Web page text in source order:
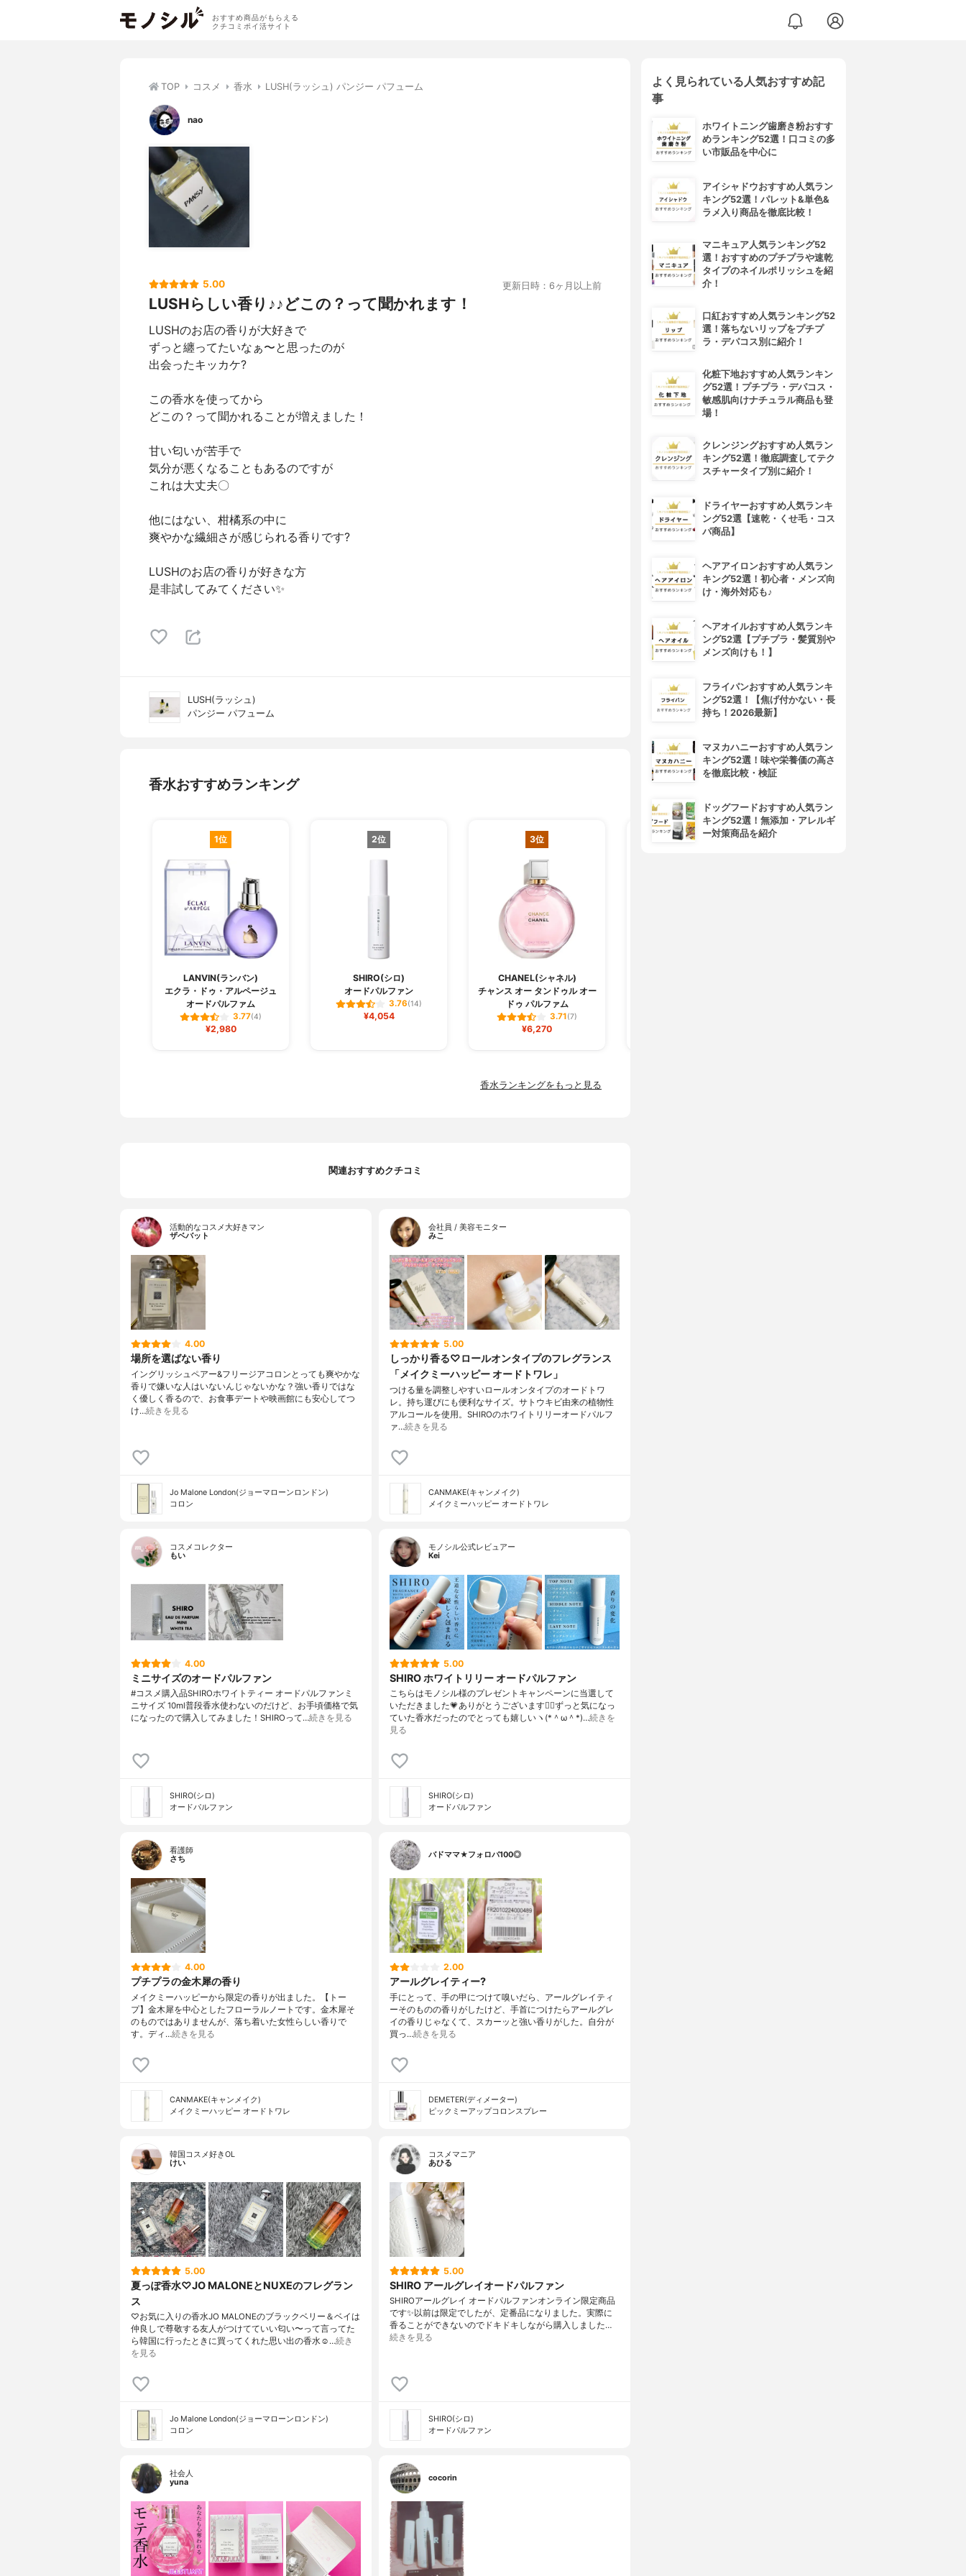
おすすめ商品がもらえる
クチコミポイ活サイト
TOP コスメ 香水 LUSH(ラッシュ) パンジー パフューム
nao
5.00 更新日時：6ヶ月以上前
LUSHらしい香り♪♪どこの？って聞かれます！
LUSHのお店の香りが大好きで
ずっと纏ってたいなぁ〜と思ったのが
出会ったキッカケ?
この香水を使ってから
どこの？って聞かれることが増えました！
甘い匂いが苦手で
気分が悪くなることもあるのですが
これは大丈夫〇
他にはない、柑橘系の中に
爽やかな繊細さが感じられる香りです?
LUSHのお店の香りが好きな方
是非試してみてください✨
LUSH(ラッシュ)
パンジー パフューム
香水おすすめランキング
1位
LANVIN(ランバン)
エクラ・ドゥ・アルページュ
オードパルファム
3.77(4)
¥2,980
2位
SHIRO(シロ)
オードパルファン
3.76(14)
¥4,054
3位
CHANEL(シャネル)
チャンス オー タンドゥル オー
ドゥ パルファム
3.71(7)
¥6,270
4位
香水ランキングをもっと見る
関連おすすめクチコミ
活動的なコスメ大好きマン
ザベバット
4.00
場所を選ばない香り
イングリッシュペアー&フリージアコロンとっても爽やかな
香りで嫌いな人はいないんじゃないかな？強い香りではな
く優しく香るので、お食事デートや映画館にも安心してつ
け…続きを見る
Jo Malone London(ジョーマローンロンドン)
コロン
会社員 / 美容モニター
みこ
5.00
しっかり香る♡ロールオンタイプのフレグランス
「メイクミーハッピー オードトワレ」
つける量を調整しやすいロールオンタイプのオードトワ
レ。持ち運びにも便利なサイズ。サトウキビ由来の植物性
アルコールを使用。SHIROのホワイトリリーオードパルフ
ァ…続きを見る
CANMAKE(キャンメイク)
メイクミーハッピー オードトワレ
コスメコレクター
もい
4.00
ミニサイズのオードパルファン
#コスメ購入品SHIROホワイトティー オードパルファンミ
ニサイズ 10ml普段香水使わないのだけど、お手頃価格で気
になったので購入してみました！SHIROって…続きを見る
SHIRO(シロ)
オードパルファン
モノシル公式レビュアー
Kei
5.00
SHIRO ホワイトリリー オードパルファン
こちらはモノシル様のプレゼントキャンペーンに当選して
いただきました💗ありがとうございます🙇‍♀️ずっと気になっ
ていた香水だったのでとっても嬉しいヽ(*＾ω＾*)…続きを
見る
SHIRO(シロ)
オードパルファン
看護師
さち
4.00
プチプラの金木犀の香り
メイクミーハッピーから限定の香りが出ました。【トー
プ】金木犀を中心としたフローラルノートです。金木犀そ
のものではありませんが、落ち着いた女性らしい香りで
す。ディ…続きを見る
CANMAKE(キャンメイク)
メイクミーハッピー オードトワレ
バドママ★フォロバ100◎
2.00
アールグレイティー?
手にとって、手の甲につけて嗅いだら、アールグレイティ
ーそのものの香りがしたけど、手首につけたらアールグレ
イの香りじゃなくて、スカーッと強い香りがした。自分が
買っ…続きを見る
DEMETER(ディメーター)
ピックミーアップコロンスプレー
韓国コスメ好きOL
けい
5.00
夏っぽ香水♡JO MALONEとNUXEのフレグラン
ス
♡お気に入りの香水JO MALONEのブラックベリー＆ベイは
仲良しで尊敬する友人がつけてていい匂い〜って言ってた
ら韓国に行ったときに買ってくれた思い出の香水☺️…続き
を見る
Jo Malone London(ジョーマローンロンドン)
コロン
コスメマニア
あひる
5.00
SHIRO アールグレイオードパルファン
SHIROアールグレイ オードパルファンオンライン限定商品
です✨以前は限定でしたが、定番品になりました。実際に
香ることができないのでドキドキしながら購入しました…
続きを見る
SHIRO(シロ)
オードパルファン
社会人
yuna
cocorin
よく見られている人気おすすめ記
事
ホワイトニング歯磨き粉おすす
めランキング52選！口コミの多
い市販品を中心に
アイシャドウおすすめ人気ラン
キング52選！パレット&単色&
ラメ入り商品を徹底比較！
マニキュア人気ランキング52
選！おすすめのプチプラや速乾
タイプのネイルポリッシュを紹
介！
口紅おすすめ人気ランキング52
選！落ちないリップをプチプ
ラ・デパコス別に紹介！
化粧下地おすすめ人気ランキン
グ52選！プチプラ・デパコス・
敏感肌向けナチュラル商品も登
場！
クレンジングおすすめ人気ラン
キング52選！徹底調査してテク
スチャータイプ別に紹介！
ドライヤーおすすめ人気ランキ
ング52選【速乾・くせ毛・コス
パ商品】
ヘアアイロンおすすめ人気ラン
キング52選！初心者・メンズ向
け・海外対応も♪
ヘアオイルおすすめ人気ランキ
ング52選【プチプラ・髪質別や
メンズ向けも！】
フライパンおすすめ人気ランキ
ング52選！【焦げ付かない・長
持ち！2026最新】
マヌカハニーおすすめ人気ラン
キング52選！味や栄養価の高さ
を徹底比較・検証
ドッグフードおすすめ人気ラン
キング52選！無添加・アレルギ
ー対策商品を紹介